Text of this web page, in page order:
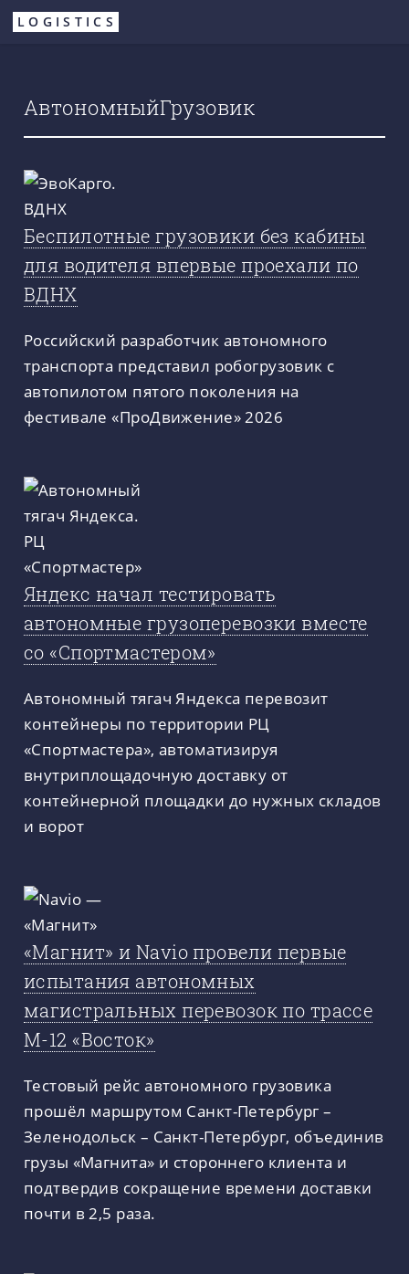
Перейти
LOGISTICS
АвтономныйГрузовик
Беспилотные грузовики без кабины
для водителя впервые проехали по
ВДНХ
Российский разработчик автономного
транспорта представил робогрузовик с
автопилотом пятого поколения на
фестивале «ПроДвижение» 2026
Яндекс начал тестировать
автономные грузоперевозки вместе
со «Спортмастером»
Автономный тягач Яндекса перевозит
контейнеры по территории РЦ
«Спортмастера», автоматизируя
внутриплощадочную доставку от
контейнерной площадки до нужных складов
и ворот
«Магнит» и Navio провели первые
испытания автономных
магистральных перевозок по трассе
М-12 «Восток»
Тестовый рейс автономного грузовика
прошёл маршрутом Санкт-Петербург –
Зеленодольск – Санкт-Петербург, объединив
грузы «Магнита» и стороннего клиента и
подтвердив сокращение времени доставки
почти в 2,5 раза.